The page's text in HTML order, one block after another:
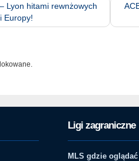
Lyon hitami rewnżowych
Europy!
Ligi zagraniczne
MLS gdzie